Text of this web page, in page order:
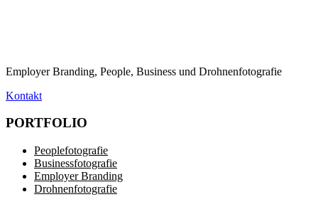
Employer Branding, People, Business und Drohnenfotografie
Kontakt
PORTFOLIO
Peoplefotografie
Businessfotografie
Employer Branding
Drohnenfotografie